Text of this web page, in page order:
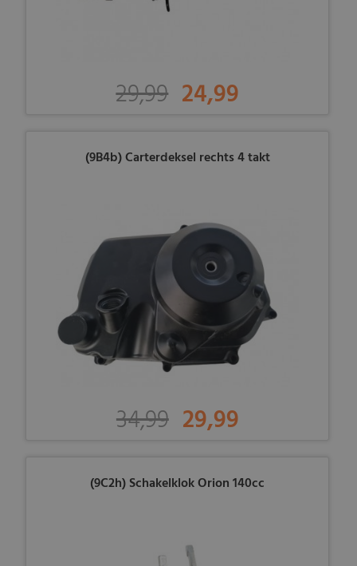
29,99 24,99
(9B4b) Carterdeksel rechts 4 takt
34,99 29,99
(9C2h) Schakelklok Orion 140cc